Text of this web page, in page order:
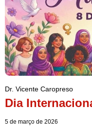
Dr. Vicente Caropreso
Dia
5 de março de 2026